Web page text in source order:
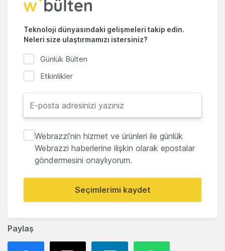
Paylaş
Teknoloji dünyasındaki gelişmeleri takip edin.
Neleri size ulaştırmamızı istersiniz?
Günlük Bülten
Etkinlikler
Webrazzi'nin hizmet ve ürünleri ile günlük
Webrazzi haberlerine ilişkin olarak epostalar
göndermesini onaylıyorum.
Seçimlerimi kaydet